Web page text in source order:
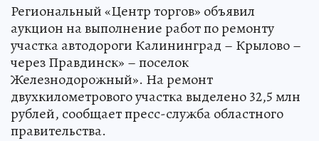
Региональный «Центр торгов» объявил
аукцион на выполнение работ по ремонту
участка автодороги Калининград – Крылово –
через Правдинск» – поселок
Железнодорожный». На ремонт
двухкилометрового участка выделено 32,5 млн
рублей, сообщает пресс-служба областного
правительства.